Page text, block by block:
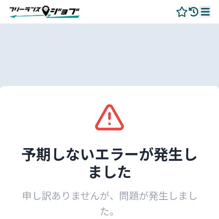
予期しないエラーが発生し
ました
申し訳ありませんが、問題が発生しまし
た。